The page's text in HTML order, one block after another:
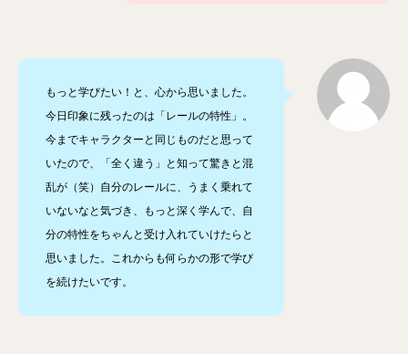
もっと学びたい！と、心から思いました。
今日印象に残ったのは「レールの特性」。
今までキャラクターと同じものだと思って
いたので、「全く違う」と知って驚きと混
乱が（笑）自分のレールに、うまく乗れて
いないなと気づき、もっと深く学んで、自
分の特性をちゃんと受け入れていけたらと
思いました。これからも何らかの形で学び
を続けたいです。